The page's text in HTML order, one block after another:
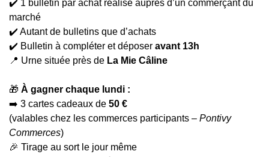
✔️ 1 bulletin par achat réalisé auprès d’un commerçant du
marché
✔️ Autant de bulletins que d’achats
✔️ Bulletin à compléter et déposer avant 13h
📍 Urne située près de La Mie Câline
🎁 À gagner chaque lundi :
➡️ 3 cartes cadeaux de 50 €
(valables chez les commerces participants – Pontivy
Commerces)
🎉 Tirage au sort le jour même